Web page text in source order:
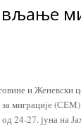
и Женевски
миграције
24-27. јуна на